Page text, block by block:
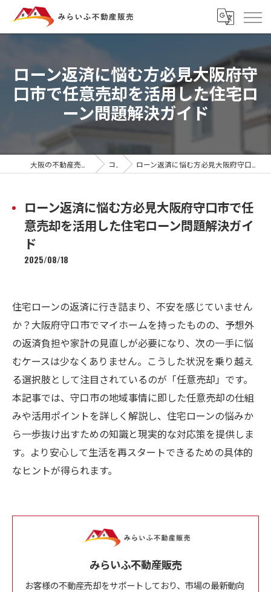
ローン返済に悩む方必見大阪府守
口市で任意売却を活用した住宅ロ
ーン問題解決ガイド
コラム ローン返済に悩む方必見大阪府守口市で任意売却を活用した住宅ローン問題解決ガイド
ローン返済に悩む方必見大阪府守口市で任
意売却を活用した住宅ローン問題解決ガイ
ド
2025/08/18
住宅ローンの返済に行き詰まり、不安を感じていません
か？大阪府守口市でマイホームを持ったものの、予想外
の返済負担や家計の見直しが必要になり、次の一手に悩
むケースは少なくありません。こうした状況を乗り越え
る選択肢として注目されているのが「任意売却」です。
本記事では、守口市の地域事情に即した任意売却の仕組
みや活用ポイントを詳しく解説し、住宅ローンの悩みか
ら一歩抜け出すための知識と現実的な対応策を提供しま
す。より安心して生活を再スタートできるための具体的
なヒントが得られます。
みらいふ不動産販売
お客様の不動産売却をサポートしており、市場の最新動向